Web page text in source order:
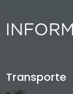
Transporte